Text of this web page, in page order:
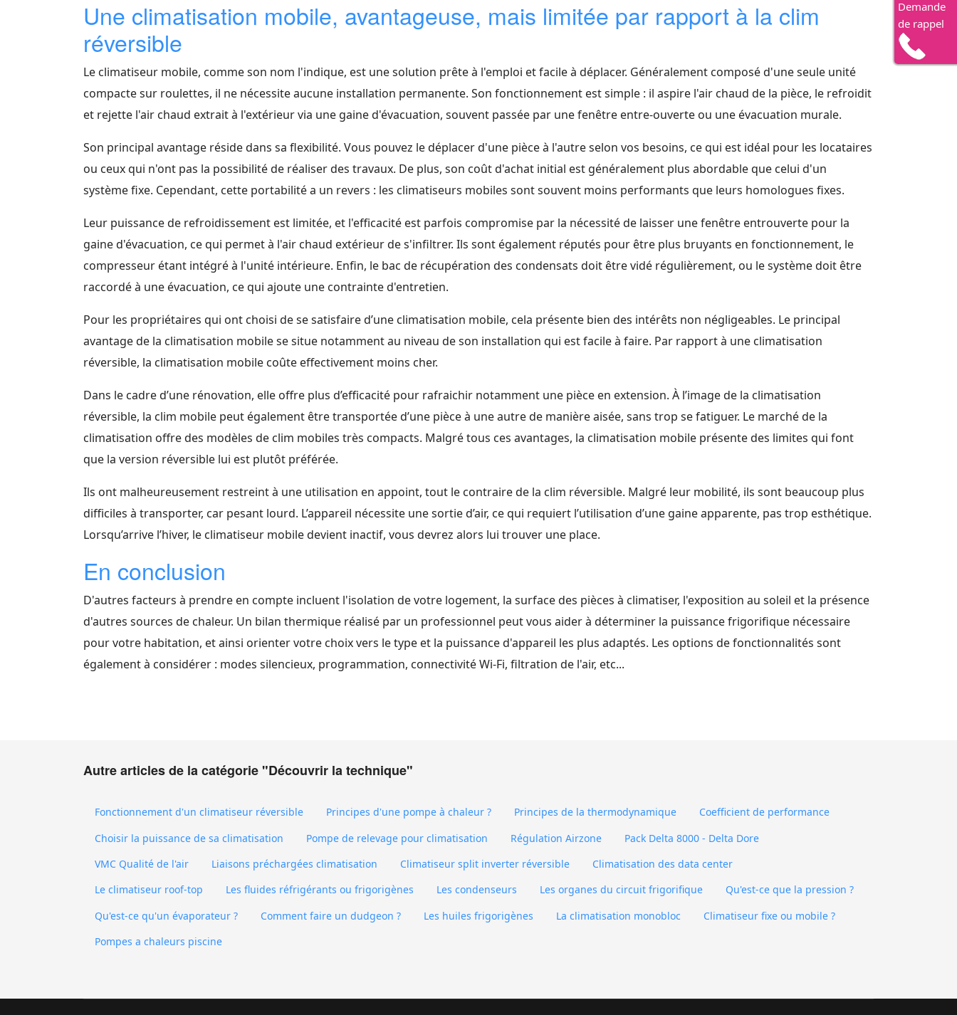
Une climatisation mobile, avantageuse, mais limitée par rapport à la clim
réversible
Le climatiseur mobile, comme son nom l'indique, est une solution prête à l'emploi et facile à déplacer. Généralement composé d'une seule unité
compacte sur roulettes, il ne nécessite aucune installation permanente. Son fonctionnement est simple : il aspire l'air chaud de la pièce, le refroidit
et rejette l'air chaud extrait à l'extérieur via une gaine d'évacuation, souvent passée par une fenêtre entre-ouverte ou une évacuation murale.
Son principal avantage réside dans sa flexibilité. Vous pouvez le déplacer d'une pièce à l'autre selon vos besoins, ce qui est idéal pour les locataires
ou ceux qui n'ont pas la possibilité de réaliser des travaux. De plus, son coût d'achat initial est généralement plus abordable que celui d'un
système fixe. Cependant, cette portabilité a un revers : les climatiseurs mobiles sont souvent moins performants que leurs homologues fixes.
Leur puissance de refroidissement est limitée, et l'efficacité est parfois compromise par la nécessité de laisser une fenêtre entrouverte pour la
gaine d'évacuation, ce qui permet à l'air chaud extérieur de s'infiltrer. Ils sont également réputés pour être plus bruyants en fonctionnement, le
compresseur étant intégré à l'unité intérieure. Enfin, le bac de récupération des condensats doit être vidé régulièrement, ou le système doit être
raccordé à une évacuation, ce qui ajoute une contrainte d'entretien.
Pour les propriétaires qui ont choisi de se satisfaire d’une climatisation mobile, cela présente bien des intérêts non négligeables. Le principal
avantage de la climatisation mobile se situe notamment au niveau de son installation qui est facile à faire. Par rapport à une climatisation
réversible, la climatisation mobile coûte effectivement moins cher.
Dans le cadre d’une rénovation, elle offre plus d’efficacité pour rafraichir notamment une pièce en extension. À l’image de la climatisation
réversible, la clim mobile peut également être transportée d’une pièce à une autre de manière aisée, sans trop se fatiguer. Le marché de la
climatisation offre des modèles de clim mobiles très compacts. Malgré tous ces avantages, la climatisation mobile présente des limites qui font
que la version réversible lui est plutôt préférée.
Ils ont malheureusement restreint à une utilisation en appoint, tout le contraire de la clim réversible. Malgré leur mobilité, ils sont beaucoup plus
difficiles à transporter, car pesant lourd. L’appareil nécessite une sortie d’air, ce qui requiert l’utilisation d’une gaine apparente, pas trop esthétique.
Lorsqu’arrive l’hiver, le climatiseur mobile devient inactif, vous devrez alors lui trouver une place.
En conclusion
D'autres facteurs à prendre en compte incluent l'isolation de votre logement, la surface des pièces à climatiser, l'exposition au soleil et la présence
d'autres sources de chaleur. Un bilan thermique réalisé par un professionnel peut vous aider à déterminer la puissance frigorifique nécessaire
pour votre habitation, et ainsi orienter votre choix vers le type et la puissance d'appareil les plus adaptés. Les options de fonctionnalités sont
également à considérer : modes silencieux, programmation, connectivité Wi-Fi, filtration de l'air, etc...
Autre articles de la catégorie "Découvrir la technique"
Fonctionnement d'un climatiseur réversible Principes d'une pompe à chaleur ? Principes de la thermodynamique
Coefficient de performance
Choisir la puissance de sa climatisation
Pompe de relevage pour climatisation Régulation Airzone
Pack Delta 8000 - Delta Dore
VMC Qualité de l'air
Liaisons préchargées climatisation Climatiseur split inverter réversible
Climatisation des data center
Le climatiseur roof-top
Les fluides réfrigérants ou frigorigènes Les condenseurs Les organes du circuit frigorifique
Qu'est-ce que la pression ?
Qu'est-ce qu'un évaporateur ?
Comment faire un dudgeon ? Les huiles frigorigènes La climatisation monobloc
Climatiseur fixe ou mobile ?
Pompes a chaleurs piscine
Demande
de rappel